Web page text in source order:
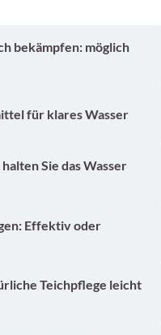
bekämpfen: möglich
für klares Wasser
Sie das Wasser
Effektiv oder
Teichpflege leicht